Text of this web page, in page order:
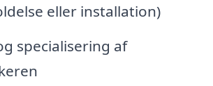
eller installation)
specialisering af